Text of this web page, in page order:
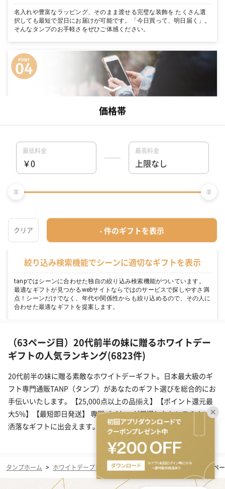
名入れや豊富なラッピング、そのまま渡せる完璧な装飾を たくさん選
択しても最短で翌日にお届けが可能です。「今日買って、明日届く」。
そんなタンプのお手軽さをぜひご体感ください。
名入れや豊富なラッピング、そのまま渡せる完璧な装飾を 大切な人に
何を贈れば良いのか中々決まらない… そんな方にはギフトコンシェルジ
ュ機能がおすすめです。スタッフがあなたのシーンにぴったりのギフト
を探してくれます。
絞り込み検索機能でシーンに適切なギフトを表示
tanpではシーンに合わせた独自の絞り込み検索機能がついています。
最適なギフトが見つかるwebサイトならではのサービスで探しやすさ満
点！シーンだけでなく、年代や関係性からも絞り込めるので、その人に
合わせた最適なギフトを提案します。
（63ページ目）20代前半の妹に贈るホワイトデー
ギフトの人気ランキング(6823件)
20代前半の妹に贈る素敵なホワイトデーギフト。日本最大級のギ
フト専門通販TANP（タンプ）があなたのギフト選びを総合的にお
手伝いいたします。【25,000点以上の品揃え】【ポイント還元最
大5%】【最短即日発送】 専門バイヤーが厳選したセンスのよいお
洒落なギフトに出会えます。
タンプホーム > ホワイトデープレゼント・ギフト > 妹 > 20代前半 63ペ